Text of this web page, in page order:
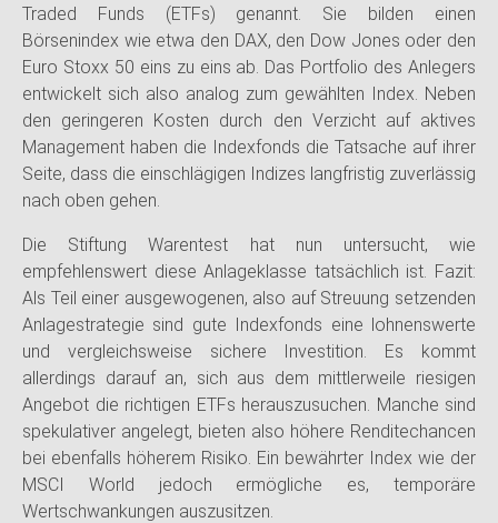
Traded Funds (ETFs) genannt. Sie bilden einen
Börsenindex wie etwa den DAX, den Dow Jones oder den
Euro Stoxx 50 eins zu eins ab. Das Portfolio des Anlegers
entwickelt sich also analog zum gewählten Index. Neben
den geringeren Kosten durch den Verzicht auf aktives
Management haben die Indexfonds die Tatsache auf ihrer
Seite, dass die einschlägigen Indizes langfristig zuverlässig
nach oben gehen.
Die Stiftung Warentest hat nun untersucht, wie
empfehlenswert diese Anlageklasse tatsächlich ist. Fazit:
Als Teil einer ausgewogenen, also auf Streuung setzenden
Anlagestrategie sind gute Indexfonds eine lohnenswerte
und vergleichsweise sichere Investition. Es kommt
allerdings darauf an, sich aus dem mittlerweile riesigen
Angebot die richtigen ETFs herauszusuchen. Manche sind
spekulativer angelegt, bieten also höhere Renditechancen
bei ebenfalls höherem Risiko. Ein bewährter Index wie der
MSCI World jedoch ermögliche es, temporäre
Wertschwankungen auszusitzen.